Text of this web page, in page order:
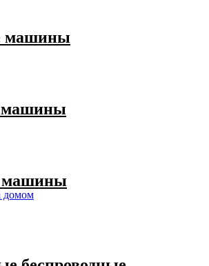
машины
машины
домом